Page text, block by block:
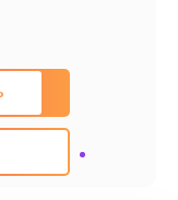
и
ремонт с
а